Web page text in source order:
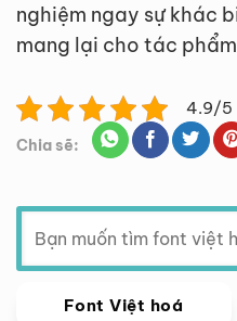
nghiệm ngay sự khác
mang lại cho tác
4.9/5
Chia sẽ:
Tìm
kiếm:
Font Việt hoá